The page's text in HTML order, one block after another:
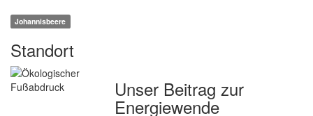
Johannisbeere
Standort
Unser Beitrag zur
Energiewende